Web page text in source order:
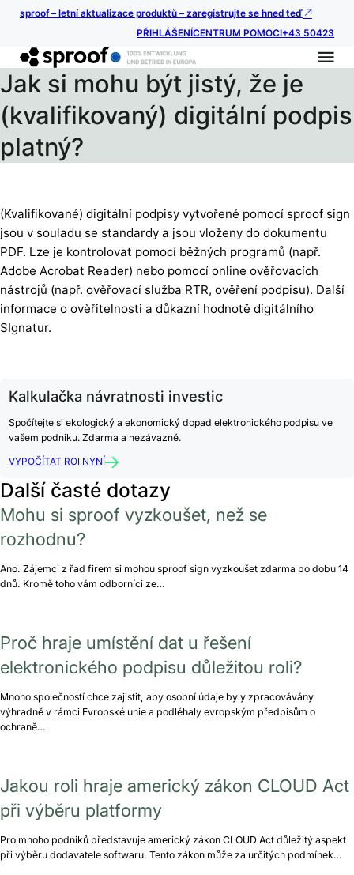
sproof – letní aktualizace produktů – zaregistrujte se hned teď
PŘIHLÁŠENÍCENTRUM POMOCI+43 50423
Jak si mohu být jistý, že je
(kvalifikovaný) digitální podpis
platný?
(Kvalifikované) digitální podpisy vytvořené pomocí sproof sign
jsou v souladu se standardy a jsou vloženy do dokumentu
PDF. Lze je kontrolovat pomocí běžných programů (např.
Adobe Acrobat Reader) nebo pomocí online ověřovacích
nástrojů (např. ověřovací služba RTR, ověření podpisu). Další
informace o ověřitelnosti a důkazní hodnotě digitálního
SIgnatur.
Kalkulačka návratnosti investic
Spočítejte si ekologický a ekonomický dopad elektronického podpisu ve
vašem podniku. Zdarma a nezávazně.
VYPOČÍTAT ROI NYNÍ
Další časté dotazy
Mohu si sproof vyzkoušet, než se
rozhodnu?
Ano. Zájemci z řad firem si mohou sproof sign vyzkoušet zdarma po dobu 14
dnů. Kromě toho vám odborníci ze…
Proč hraje umístění dat u řešení
elektronického podpisu důležitou roli?
Mnoho společností chce zajistit, aby osobní údaje byly zpracovávány
výhradně v rámci Evropské unie a podléhaly evropským předpisům o
ochraně…
Jakou roli hraje americký zákon CLOUD Act
při výběru platformy
Pro mnoho podniků představuje americký zákon CLOUD Act důležitý aspekt
při výběru dodavatele softwaru. Tento zákon může za určitých podmínek…